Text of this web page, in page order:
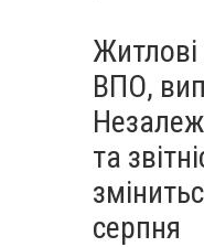
ВПО,
та
серпня